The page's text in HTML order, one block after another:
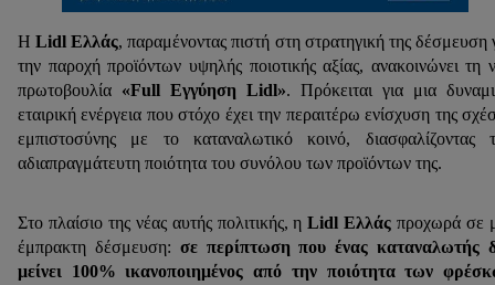
ΗLidl Ελλάς, παραμένοντας πιστή στη στρατηγική της δέσμευση
την παροχή προϊόντων υψηλής ποιοτικής αξίας, ανακοινώνει τη
πρωτοβουλία «Full Εγγύηση Lidl». Πρόκειται για μια
εταιρική ενέργεια που στόχο έχει την περαιτέρω ενίσχυση της
εμπιστοσύνης με το καταναλωτικό κοινό, διασφαλίζοντας
αδιαπραγμάτευτη ποιότητα του συνόλου των προϊόντων της.
Στο πλαίσιο της νέας αυτής πολιτικής, ηLidl Ελλάς προχωρά σε
έμπρακτη δέσμευση: σε περίπτωση που ένας καταναλωτής
μείνει 100% ικανοποιημένος από την ποιότητα των